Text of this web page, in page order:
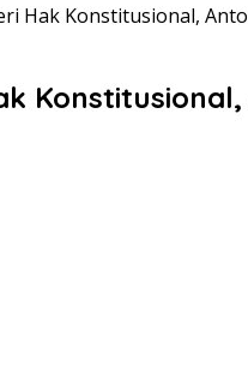
Hak Konstitusional,